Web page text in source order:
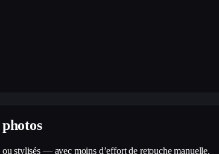
stylisés — avec moins d’effort de retouche manuelle.